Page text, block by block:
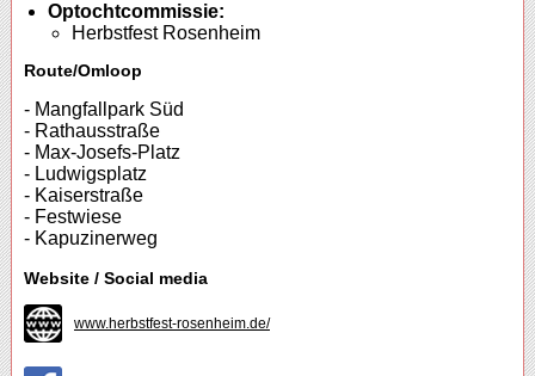
Optochtcommissie:
Herbstfest Rosenheim
Route/Omloop
- Mangfallpark Süd
- Rathausstraße
- Max-Josefs-Platz
- Ludwigsplatz
- Kaiserstraße
- Festwiese
- Kapuzinerweg
Website / Social media
www.herbstfest-rosenheim.de/